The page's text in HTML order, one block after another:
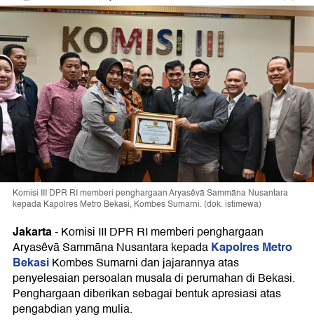
Komisi III DPR RI memberi penghargaan Aryasêvā Sammāna Nusantara
kepada Kapolres Metro Bekasi, Kombes Sumarni. (dok. istimewa)
Jakarta-Komisi III DPR RI memberi penghargaan
Aryasêvā Sammāna Nusantara kepadaKapolres Metro
BekasiKombes Sumarni dan jajarannya atas
penyelesaian persoalan musala di perumahan di Bekasi.
Penghargaan diberikan sebagai bentuk apresiasi atas
pengabdian yang mulia.